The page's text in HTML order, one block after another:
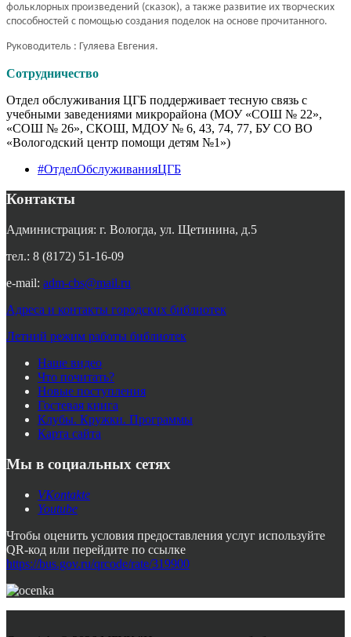
фольклорных произведений (сказок), а также развитие их творческих
способностей с помощью создания поделок на основе прочитанного.
Руководитель : Гуляева Евгения.
Сотрудничество
Отдел обслуживания ЦГБ поддерживает тесную связь с
учебными заведениями микрорайона (МОУ «СОШ № 22»,
«СОШ № 26», СКОШ, МДОУ № 6, 43, 74, 77, БУ СО ВО
«Вологодский центр помощи детям №1»)
#ОтделОбслуживанияЦГБ
Контакты
Администрация: г. Вологда, ул. Щетинина, д.5
тел.: 8 (8172) 51-16-09
e-mail: adm-cbs@mail.ru
Адреса и контакты городских библиотек
Летний режим работы библиотек
Наше видео
Что почитать?
Новые поступления
Гостевая книга
Клубы. Кружки. Программы
Карта сайта
Мы в социальных сетях
VKontakte
Youtube
Чтобы оценить условия предоставления услуг используйте
QR-код или перейдите по ссылке
https://bus.gov.ru/qrcode/rate/319900